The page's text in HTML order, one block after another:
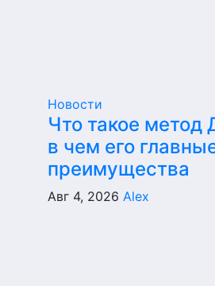
Новости
Что такое метод
в чем его
преимущества
Авг 4, 2026 Alex